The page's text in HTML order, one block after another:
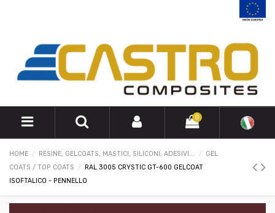
0
HOME RESINE, GELCOATS, MASTICI, SILICONI, ADESIVI...
GEL
COATS / TOP COATS
RAL 3005 CRYSTIC GT-600 GELCOAT
ISOFTALICO - PENNELLO